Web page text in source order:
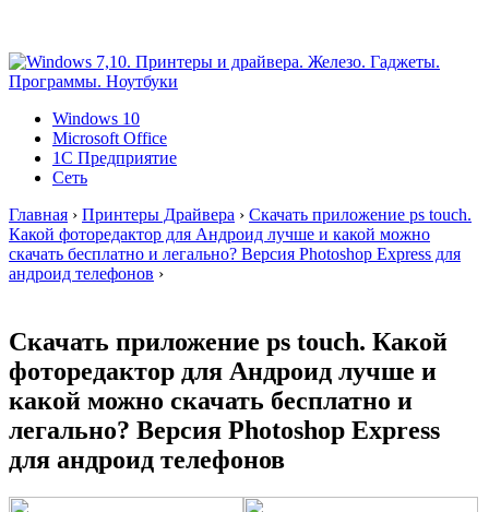
Windows 10
Microsoft Office
1C Предприятие
Сеть
Главная › Принтеры Драйвера › Скачать приложение ps touch.
Какой фоторедактор для Андроид лучше и какой можно
скачать бесплатно и легально? Версия Photoshop Express для
андроид телефонов ›
Скачать приложение ps touch. Какой
фоторедактор для Андроид лучше и
какой можно скачать бесплатно и
легально? Версия Photoshop Express
для андроид телефонов